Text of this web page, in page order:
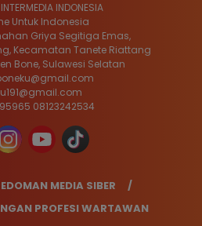
INDONESIA
Untuk Indonesia
Griya Segitiga Emas,
Kecamatan Tanete Riattang
Bone, Sulawesi Selatan
08123242534
MEDIA SIBER
PROFESI WARTAWAN